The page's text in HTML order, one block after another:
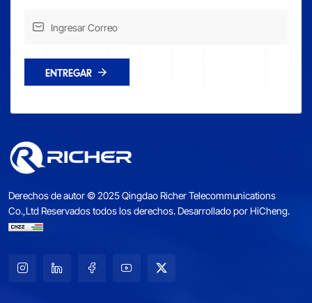
ENTREGAR
Derechos de autor © 2025 Qingdao Richer Telecommunications
Co.,Ltd Reservados todos los derechos.Desarrollado por HiCheng.